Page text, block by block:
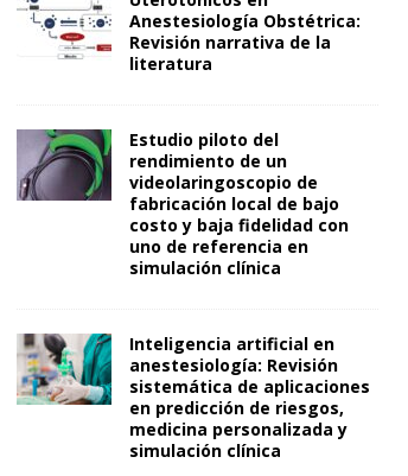
Anestesiología Obstétrica:
Revisión narrativa de la
literatura
Estudio piloto del
rendimiento de un
videolaringoscopio de
fabricación local de bajo
costo y baja fidelidad con
uno de referencia en
simulación clínica
Inteligencia artificial en
anestesiología: Revisión
sistemática de aplicaciones
en predicción de riesgos,
medicina personalizada y
simulación clínica